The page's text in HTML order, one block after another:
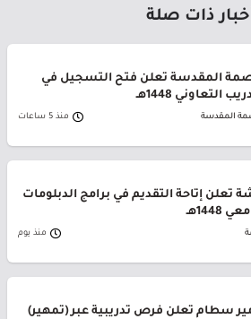
ذات صلة
المقدسة تعلن فتح التسجيل في
التعاوني 1448هـ
المقدسة منذ 5 ساعات
تعلن إتاحة التقديم في برامج الدبلومات
منذ يوم
سطام تعلن فرص تدريبية عبر (تمهير)